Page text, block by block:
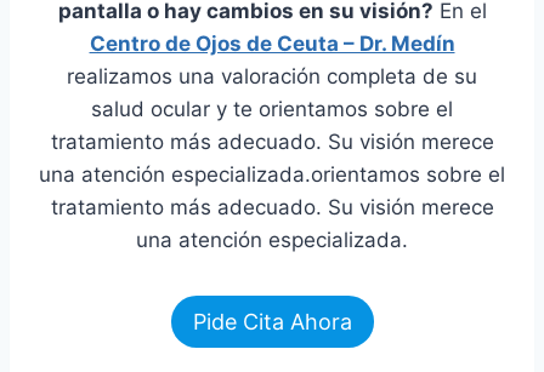
pantalla o hay cambios en su visión? En el
Centro de Ojos de Ceuta – Dr. Medín
realizamos una valoración completa de su
salud ocular y te orientamos sobre el
tratamiento más adecuado. Su visión merece
una atención especializada.orientamos sobre el
tratamiento más adecuado. Su visión merece
una atención especializada.
Pide Cita Ahora